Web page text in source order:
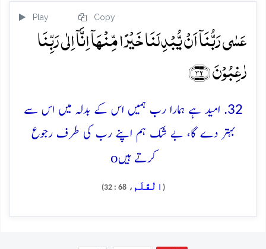
Play Copy
عَسٰی رَبُّنَاۤ اَنۡ یُّبۡدِلَنَا خَیۡرًا مِّنۡہَاۤ اِنَّاۤ اِلٰی رَبِّنَا
رٰغِبُوۡنَ ﴿۳۲﴾
32. امید ہے ہمارا رب ہمیں اس کے بدلہ میں اس سے
بہتر دے گا، بے شک ہم اپنے رب کی طرف رجوع
کرتے ہیںo
( الْقَلَم ، 68 : 32)